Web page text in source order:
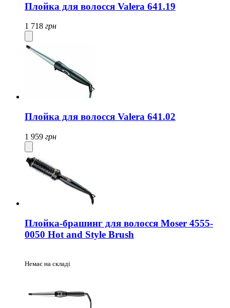
Плойка для волосся Valera 641.19
1 718 грн
Плойка для волосся Valera 641.02
1 959 грн
Плойка-брашинг для волосся Moser 4555-
0050 Hot and Style Brush
Немає на складі